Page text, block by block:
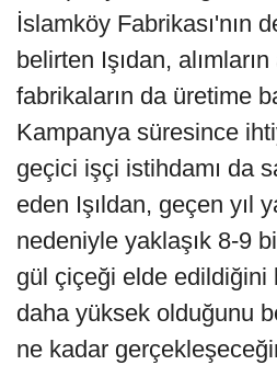
İslamköy Fabrikası'nın
belirten Işıdan,
fabrikaların da üretime
Kampanya süresince
geçici işçi istihdamı da
eden Işıldan, geçen yıl
nedeniyle yaklaşık 8-9
gül çiçeği elde edildiğini
daha yüksek olduğunu
ne kadar